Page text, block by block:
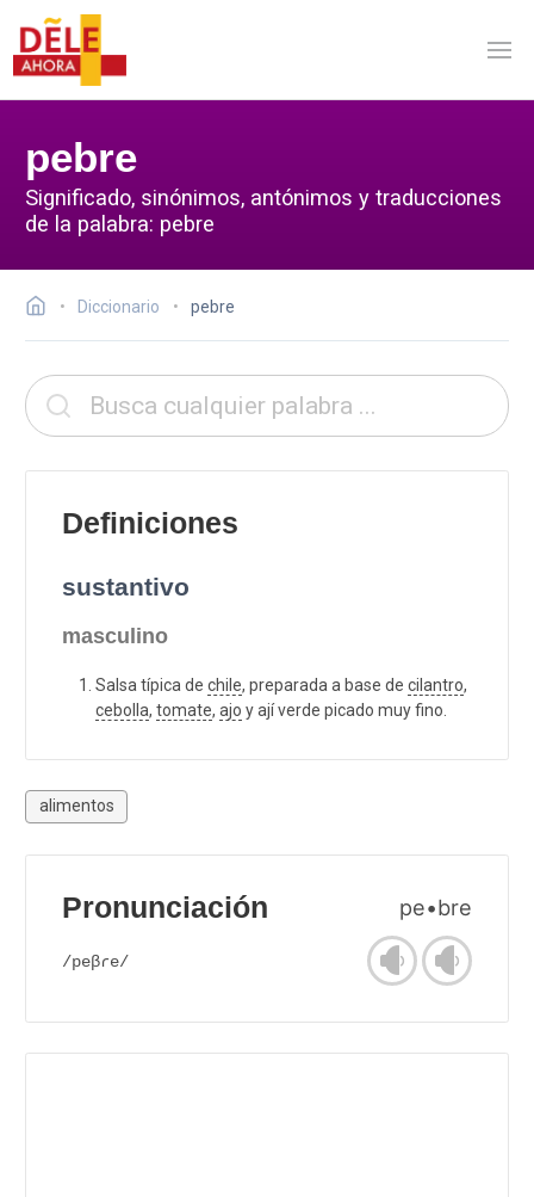
pebre
Significado, sinónimos, antónimos y traducciones
de la palabra: pebre
Diccionario pebre
Definiciones
sustantivo
masculino
Salsa típica de chile, preparada a base de cilantro,
cebolla, tomate, ajo y ají verde picado muy fino.
alimentos
Pronunciación pe•bre
/peβɾe/